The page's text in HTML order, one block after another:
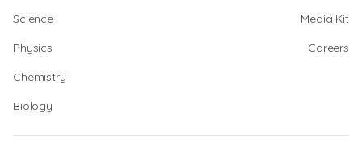
Science
Physics
Chemistry
Biology
Media Kit
Careers